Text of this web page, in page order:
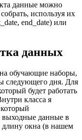
данные можно
используя их
end_date) или
данных
обучающие наборы,
следующего дня. Для
будет работать
класса я
выходные данные в
длину окна (в нашем